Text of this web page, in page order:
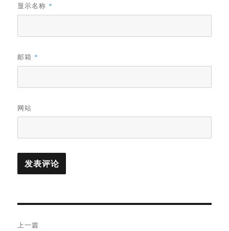
显示名称 *
邮箱 *
网站
上一篇